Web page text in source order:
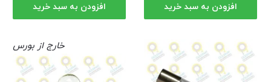
افزودن به سبد خرید افزودن به سبد خرید
خارج از بورس